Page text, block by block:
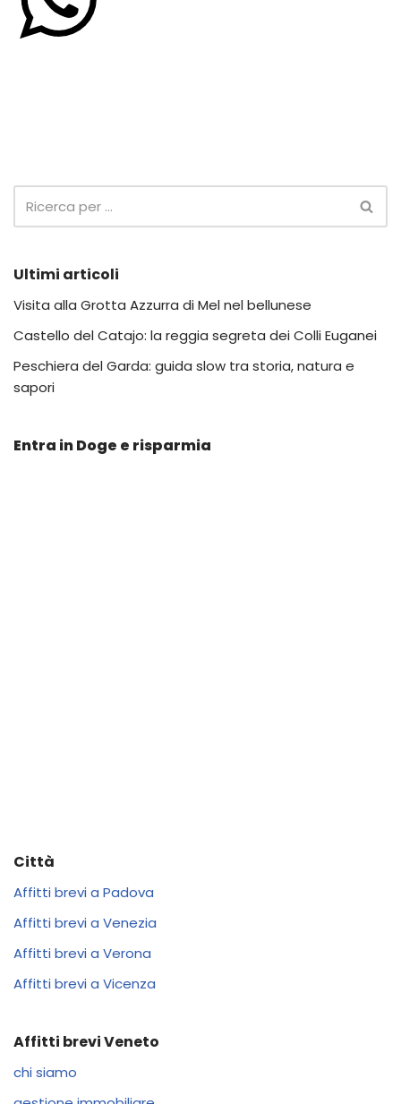
Ultimi articoli
Visita alla Grotta Azzurra di Mel nel bellunese
Castello del Catajo: la reggia segreta dei Colli Euganei
Peschiera del Garda: guida slow tra storia, natura e
sapori
Entra in Doge e risparmia
Città
Affitti brevi a Padova
Affitti brevi a Venezia
Affitti brevi a Verona
Affitti brevi a Vicenza
Affitti brevi Veneto
chi siamo